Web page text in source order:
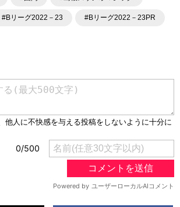
#Bリーグ2022－23 #Bリーグ2022－23PR